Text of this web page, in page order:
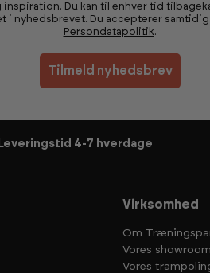
Du kan til enhver tid
i nyhedsbrevet. Du accepterer
Persondatapolitik.
Tilmeld nyhedsbrev
4-7 hverdage
Virksomhed
Om
Vores showroom
Vores